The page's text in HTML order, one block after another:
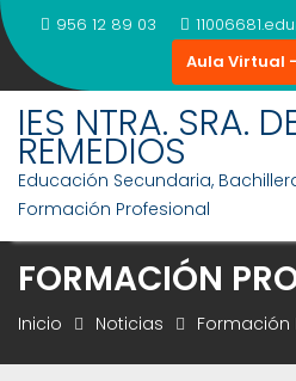
Saltar
al
contenido
956 12 89 03
Aula Virtual
IES NTRA. SRA.
REMEDIOS
Educación Secundaria,
Formación Profesional
FORMACIÓN
Inicio Noticias Formación